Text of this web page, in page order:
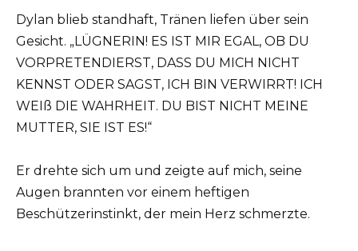
Dylan blieb standhaft, Tränen liefen über sein
Gesicht. „LÜGNERIN! ES IST MIR EGAL, OB DU
VORPRETENDIERST, DASS DU MICH NICHT
KENNST ODER SAGST, ICH BIN VERWIRRT! ICH
WEIß DIE WAHRHEIT. DU BIST NICHT MEINE
MUTTER, SIE IST ES!“
Er drehte sich um und zeigte auf mich, seine
Augen brannten vor einem heftigen
Beschützerinstinkt, der mein Herz schmerzte.